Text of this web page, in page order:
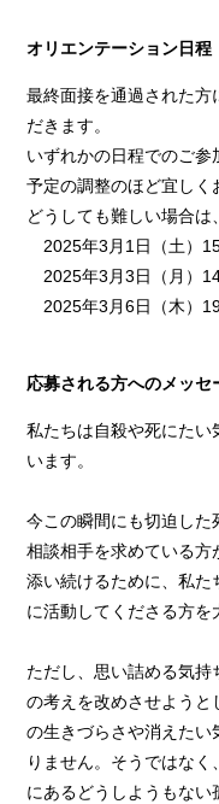
オリエンテーション日程
最終面接を通過された方
だきます。
いずれかの日程でのご
予定の調整のほど宜しく
どうしても難しい場合は
2025年3月1日（土）
2025年3月3日（月）
2025年3月6日（木）
応募される方へのメッセ
私たちは自殺や死にたい
います。
今この瞬間にも切迫した
相談相手を求めている方
添い続けるために、私
に活動してくださる方を
ただし、思い詰める気
の考えを改めさせようと
の生きづらさや消えたい
りません。そうではな
にあるどうしようもない